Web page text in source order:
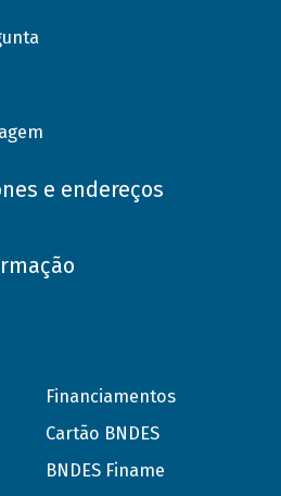
e endereços
Financiamentos
Cartão BNDES
BNDES Finame